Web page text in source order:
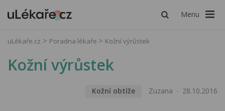
Menu
uLékaře.cz Poradna lékaře Kožní výrůstek
Kožní výrůstek
Kožní obtíže Zuzana 28.10.2016